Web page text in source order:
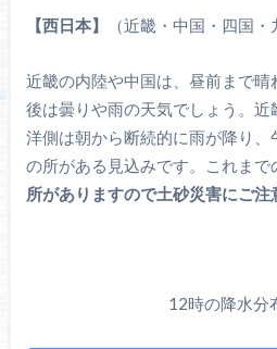
【西日本】 （近畿・中国・四国・
近畿の内陸や中国は、昼前まで
後は曇りや雨の天気でしょう。
洋側は朝から断続的に雨が降り
の所がある見込みです。これまで
所がありますので土砂災害にご注
12時の降水分